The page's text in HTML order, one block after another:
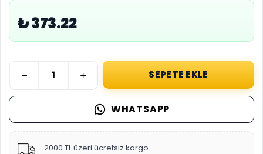
₺ 373.22
SEPETE EKLE
WHATSAPP
2000 TL üzeri ücretsiz kargo